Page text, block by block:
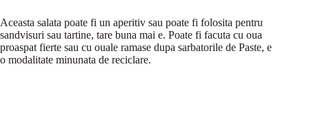
Aceasta salata poate fi un aperitiv sau poate fi folosita pentru
sandvisuri sau tartine, tare buna mai e. Poate fi facuta cu oua
proaspat fierte sau cu ouale ramase dupa sarbatorile de Paste, e
o modalitate minunata de reciclare.